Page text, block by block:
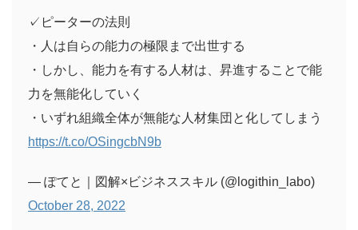
✓ピーターの法則
・人は自らの能力の極限まで出世する
・しかし、能力を有する人材は、昇進することで能
力を無能化していく
・いずれ組織全体が無能な人材集団と化してしまう
https://t.co/OSingcbN9b
— ぽてと｜図解×ビジネススキル (@logithin_labo)
October 28, 2022